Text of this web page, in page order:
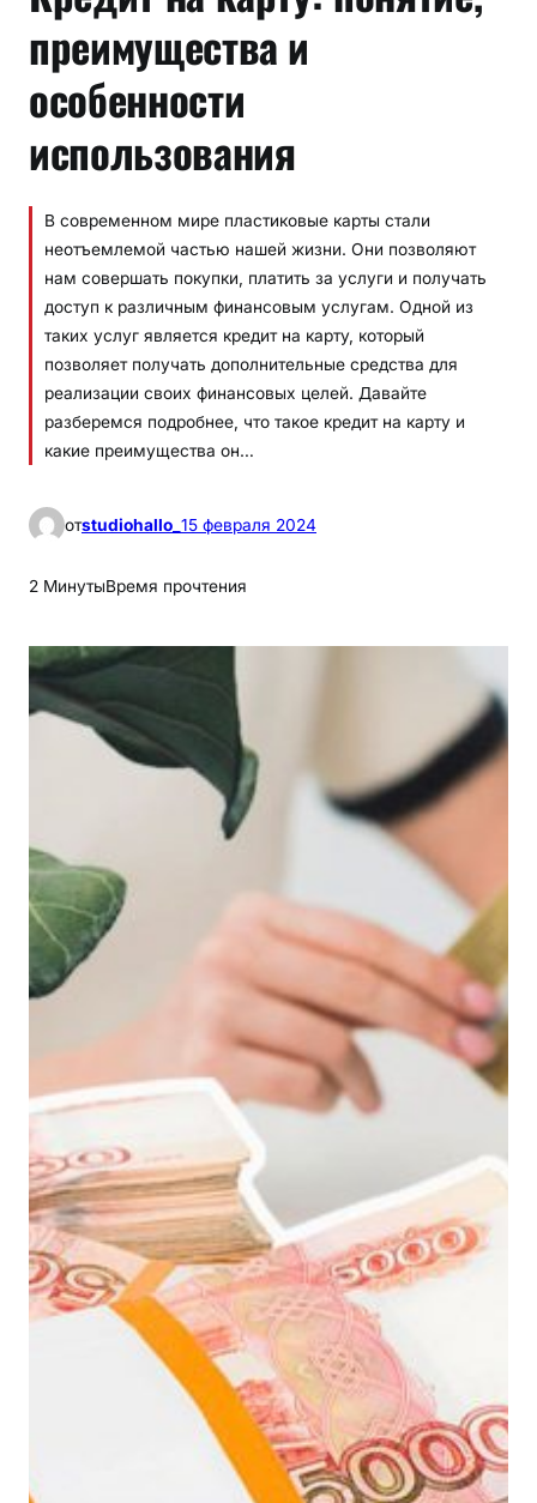
преимущества и
особенности
использования
В современном мире пластиковые карты стали
неотъемлемой частью нашей жизни. Они позволяют
нам совершать покупки, платить за услуги и получать
доступ к различным финансовым услугам. Одной из
таких услуг является кредит на карту, который
позволяет получать дополнительные средства для
реализации своих финансовых целей. Давайте
разберемся подробнее, что такое кредит на карту и
какие преимущества он…
отstudiohallo_ 15 февраля 2024
2 МинутыВремя прочтения